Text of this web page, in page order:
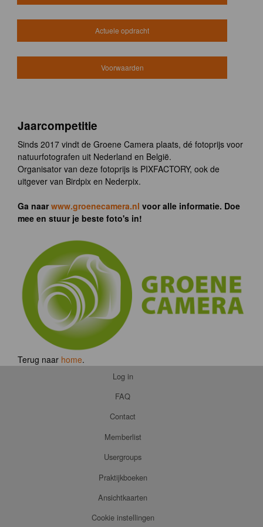
Actuele opdracht
Voorwaarden
Jaarcompetitie
Sinds 2017 vindt de Groene Camera plaats, dé fotoprijs voor
natuurfotografen uit Nederland en België.
Organisator van deze fotoprijs is PIXFACTORY, ook de
uitgever van Birdpix en Nederpix.
Ga naarwww.groenecamera.nl voor alle informatie. Doe
mee en stuur je beste foto's in!
Terug naar home.
Log in
FAQ
Contact
Memberlist
Usergroups
Praktijkboeken
Ansichtkaarten
Cookie instellingen